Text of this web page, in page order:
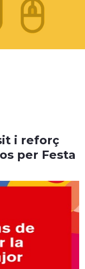
i reforç
per Festa